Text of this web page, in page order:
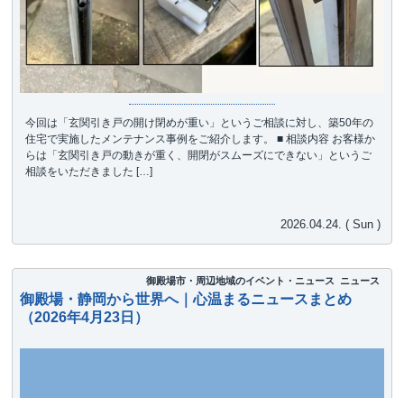
今回は「玄関引き戸の開け閉めが重い」というご相談に対し、築50年の
住宅で実施したメンテナンス事例をご紹介します。 ■ 相談内容 お客様か
らは「玄関引き戸の動きが重く、開閉がスムーズにできない」というご
相談をいただきました […]
2026.04.24. ( Sun )
御殿場市・周辺地域のイベント・ニュース ニュース
御殿場・静岡から世界へ｜心温まるニュースまとめ
（2026年4月23日）